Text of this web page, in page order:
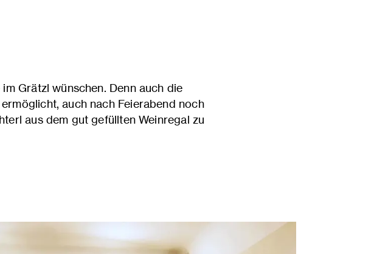
Grätzl wünschen. Denn auch die
auch nach Feierabend noch
aus dem gut gefüllten Weinregal zu